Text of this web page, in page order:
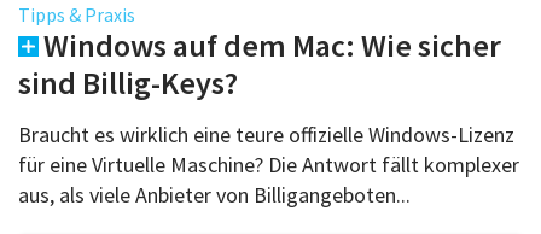
Tipps & Praxis
Windows auf dem Mac: Wie sicher
sind Billig-Keys?
Braucht es wirklich eine teure offizielle Windows-Lizenz
für eine Virtuelle Maschine? Die Antwort fällt komplexer
aus, als viele Anbieter von Billigangeboten...